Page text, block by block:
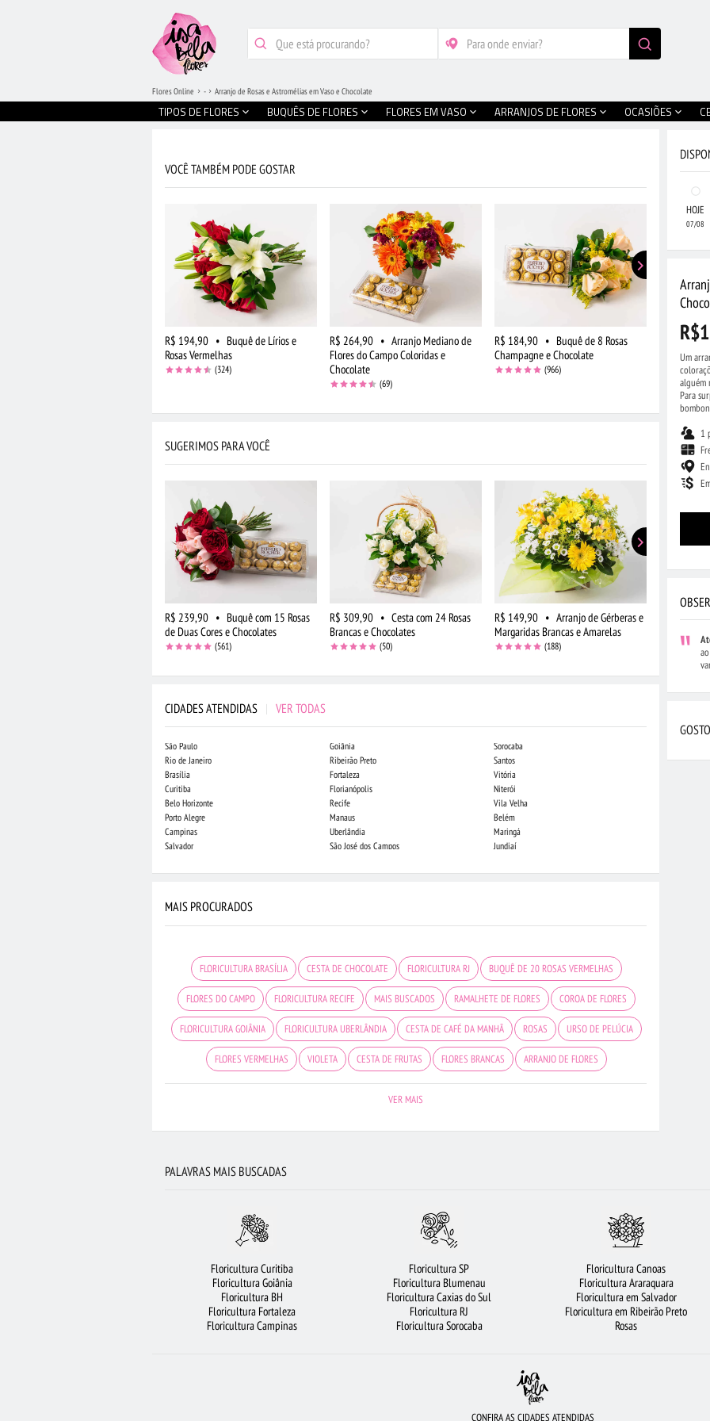
TIPOS DE FLORES BUQUÊS DE FLORES FLORES EM VASO ARRANJOS DE FLORES OCASIÕES
Flores Online - Arranjo de Rosas e Astromélias em Vaso e Chocolate
VOCÊ TAMBÉM PODE GOSTAR
R$ 194,90 • Buquê de Lírios e
Rosas Vermelhas
(324)
R$ 264,90 • Arranjo Mediano de
Flores do Campo Coloridas e
Chocolate
(69)
R$ 184,90 • Buquê de 8 Rosas
Champagne e Chocolate
(966)
R$ 274,90
Flores do
Chocolate
SUGERIMOS PARA VOCÊ
R$ 239,90 • Buquê com 15 Rosas
de Duas Cores e Chocolates
(561)
R$ 309,90 • Cesta com 24 Rosas
Brancas e Chocolates
(50)
R$ 149,90 • Arranjo de Gérberas e
Margaridas Brancas e Amarelas
(188)
R$ 194,90
e Astromélias
CIDADES ATENDIDAS | VER TODAS
São Paulo
Rio de Janeiro
Brasília
Curitiba
Belo Horizonte
Porto Alegre
Campinas
Salvador
Goiânia
Ribeirão Preto
Fortaleza
Florianópolis
Recife
Manaus
Uberlândia
São José dos Campos
Sorocaba
Santos
Vitória
Niterói
Vila Velha
Belém
Maringá
Jundiaí
Indaiatuba
MAIS PROCURADOS
FLORICULTURA BRASÍLIA CESTA DE CHOCOLATE FLORICULTURA RJ BUQUÊ DE 20 ROSAS VERMELHAS
FLORES DO CAMPO FLORICULTURA RECIFE MAIS BUSCADOS RAMALHETE DE FLORES COROA DE FLORES
FLORICULTURA GOIÂNIA FLORICULTURA UBERLÂNDIA CESTA DE CAFÉ DA MANHÃ ROSAS URSO DE PELÚCIA
FLORES VERMELHAS VIOLETA CESTA DE FRUTAS FLORES BRANCAS ARRANJO DE FLORES
FLORICULTURA OSASCO
FLORES
FLORICULTURA SANTO ANDRÉ FLORICULTURA JUNDIAÍ
FLORICULTURA SANTOS ROSAS VERMELHAS FLORICULTURA GUARULHOS
FLORICULTURA BARUERI BUQUÊ DE ROSAS VERMELHAS FLORICULTURA JOÃO PESSOA
VER MAIS
HOJE
07/08
Um
alguém
Para
1
PALAVRAS MAIS BUSCADAS
Floricultura Curitiba
Floricultura Goiânia
Floricultura BH
Floricultura Fortaleza
Floricultura Campinas
Floricultura SP
Floricultura Blumenau
Floricultura Caxias do Sul
Floricultura RJ
Floricultura Sorocaba
Floricultura Canoas
Floricultura Araraquara
Floricultura em Salvador
Floricultura em Ribeirão Preto
Rosas
CONFIRA AS CIDADES ATENDIDAS